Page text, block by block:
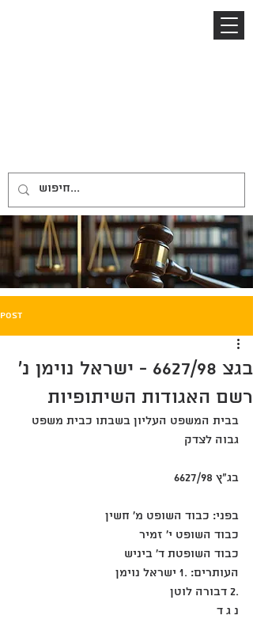
משרד עורכי דין
Post
בגצ 6627/98 - ישראל נוימן נ'
רשם האגודות השיתופיות
בבית המשפט העליון בשבתו כבית משפט
גבוה לצדק
בג"ץ 6627/98
בפני: כבוד השופט מ' חשין
כבוד השופט י' זמיר
כבוד השופטת ד' ביניש
העותרים: .1 ישראל נוימן
.2 דבורה לוטן
נ ג ד